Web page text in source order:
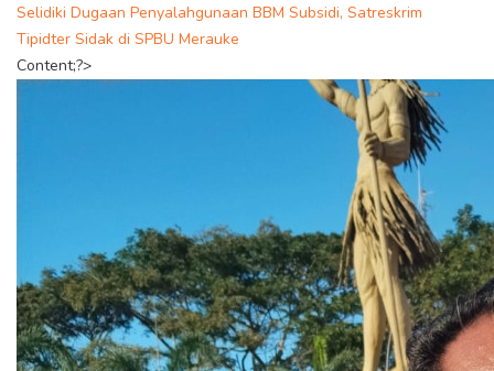
Selidiki Dugaan Penyalahgunaan BBM Subsidi, Satreskrim
Tipidter Sidak di SPBU Merauke
Content;?>